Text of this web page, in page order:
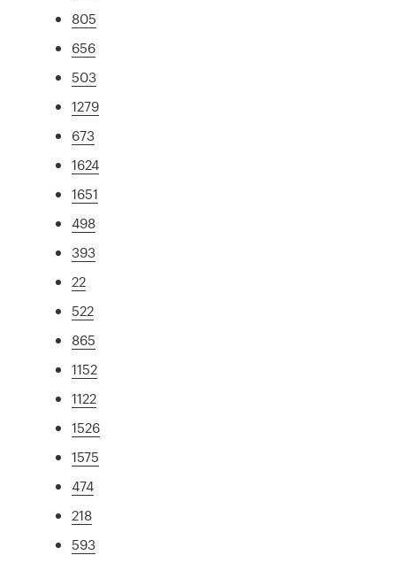
805
656
503
1279
673
1624
1651
498
393
22
522
865
1152
1122
1526
1575
474
218
593